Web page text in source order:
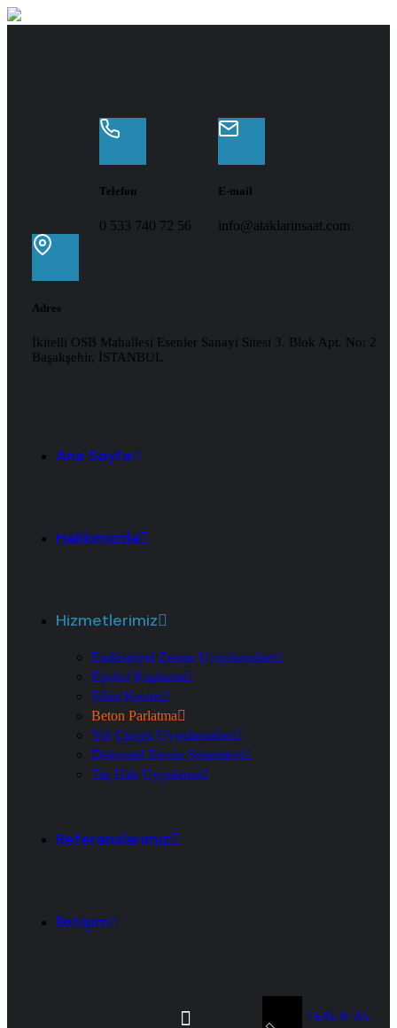
Telefon
0 533 740 72 56
E-mail
info@ataklarinsaat.com
Adres
İkitelli OSB Mahallesi Esenler Sanayi Sitesi 3. Blok Apt. No: 2
Başakşehir, İSTANBUL
Ana Sayfa
Hakkımızda
Hizmetlerimiz
Endüstriyel Zemin Uygulamaları
Epoksi Kaplama
Silim Kesim
Beton Parlatma
Yol Çizgisi Uygulamaları
Dekoratif Zemin Sistemleri
Taş Halı Uygulama
Referanslarımız
İletişim
TEKLIF AL